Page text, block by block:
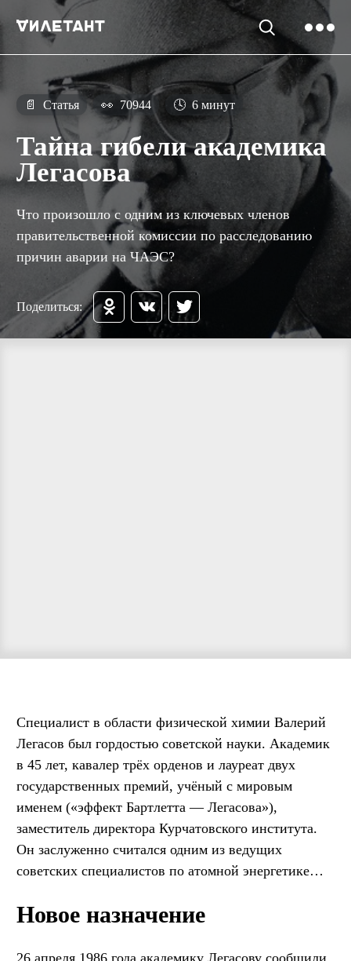
📄 Статья 👀 70944 🕓 6 минут
Тайна гибели академика
Легасова
Что произошло с одним из ключевых членов
правительственной комиссии по расследованию
причин аварии на ЧАЭС?
Поделиться:
Специалист в области физической химии Валерий
Легасов был гордостью советской науки. Академик
в 45 лет, кавалер трёх орденов и лауреат двух
государственных премий, учёный с мировым
именем («эффект Бартлетта — Легасова»),
заместитель директора Курчатовского института.
Он заслуженно считался одним из ведущих
советских специалистов по атомной энергетике…
Новое назначение
26 апреля 1986 года академику Легасову сообщили